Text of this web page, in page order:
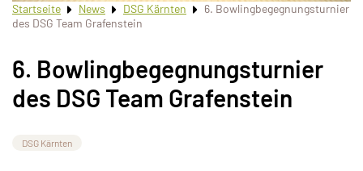
Startseite News DSG Kärnten
6. Bowlingbegegnungsturnier
des DSG Team Grafenstein
6. Bowlingbegegnungsturnier
des DSG Team Grafenstein
DSG Kärnten